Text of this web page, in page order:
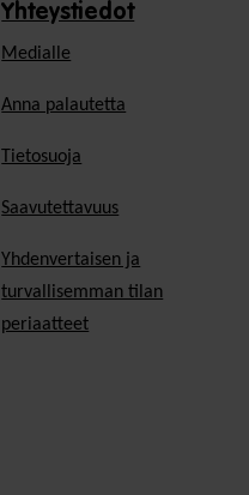
Yhteystiedot
Medialle
Anna palautetta
Tietosuoja
Saavutettavuus
Yhdenvertaisen ja
turvallisemman tilan
periaatteet